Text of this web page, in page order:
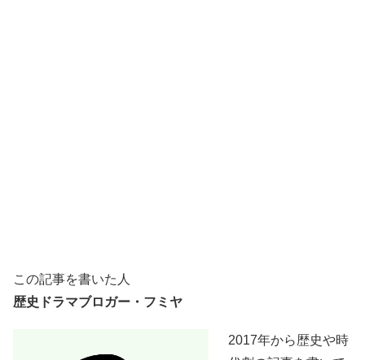
この記事を書いた人
歴史ドラマブロガー・フミヤ
2017年から歴史や時